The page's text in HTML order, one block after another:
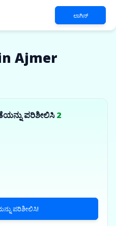
ಲಾಗಿನ್
Ajmer
ಪರಿಶೀಲಿಸಿ2
ಪರಿಶೀಲಿಸಿ!